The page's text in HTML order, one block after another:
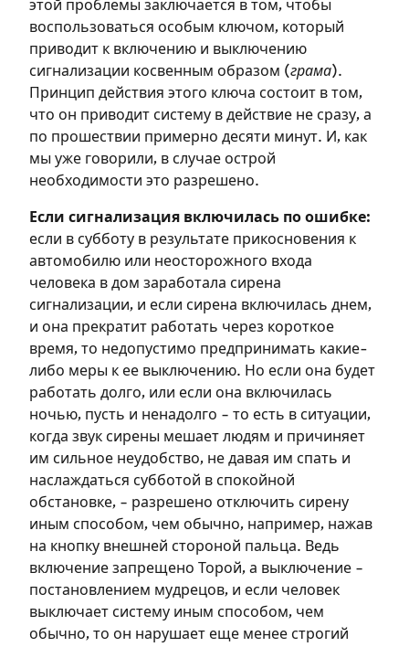
этой проблемы заключается в том, чтобы
воспользоваться особым ключом, который
приводит к включению и выключению
сигнализации косвенным образом (грама).
Принцип действия этого ключа состоит в том,
что он приводит систему в действие не сразу, а
по прошествии примерно десяти минут. И, как
мы уже говорили, в случае острой
необходимости это разрешено.
Если сигнализация включилась по ошибке:
если в субботу в результате прикосновения к
автомобилю или неосторожного входа
человека в дом заработала сирена
сигнализации, и если сирена включилась днем,
и она прекратит работать через короткое
время, то недопустимо предпринимать какие-
либо меры к ее выключению. Но если она будет
работать долго, или если она включилась
ночью, пусть и ненадолго – то есть в ситуации,
когда звук сирены мешает людям и причиняет
им сильное неудобство, не давая им спать и
наслаждаться субботой в спокойной
обстановке, – разрешено отключить сирену
иным способом, чем обычно, например, нажав
на кнопку внешней стороной пальца. Ведь
включение запрещено Торой, а выключение –
постановлением мудрецов, и если человек
выключает систему иным способом, чем
обычно, то он нарушает еще менее строгий